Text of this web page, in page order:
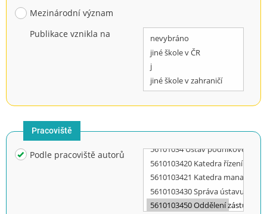
Mezinárodní význam
Publikace vznikla na
Pracoviště
Podle pracoviště autorů